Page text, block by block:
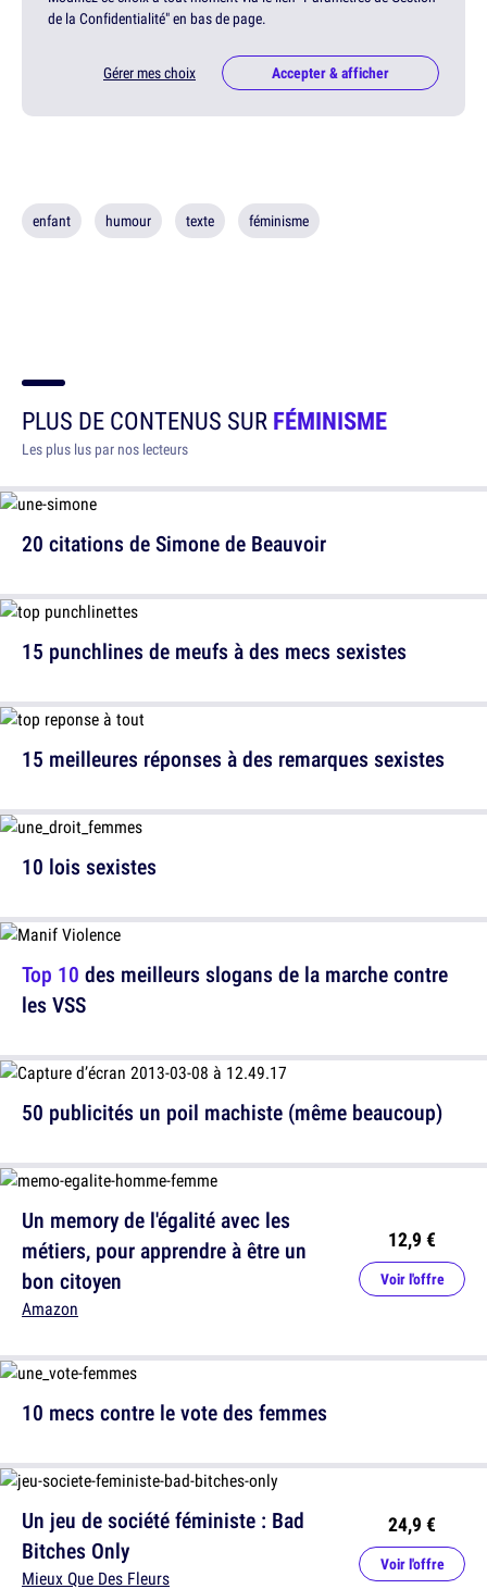
de la Confidentialité" en bas de page.
Gérer mes choix Accepter & afficher
enfant humour texte féminisme
PLUS DE CONTENUS SURFÉMINISME
Les plus lus par nos lecteurs
20 citations de Simone de Beauvoir
15 meilleures réponses à des remarques sexistes
Top 10 des meilleurs slogans de la marche contre
les VSS
Un memory de l'égalité avec les
métiers, pour apprendre à être un
bon citoyen
Amazon
12,9 €
Voir l'offre
Un jeu de société féministe : Bad
Bitches Only
Mieux Que Des Fleurs
24,9 €
Voir l'offre
15 punchlines de meufs à des mecs sexistes
10 lois sexistes
50 publicités un poil machiste (même beaucoup)
10 mecs contre le vote des femmes